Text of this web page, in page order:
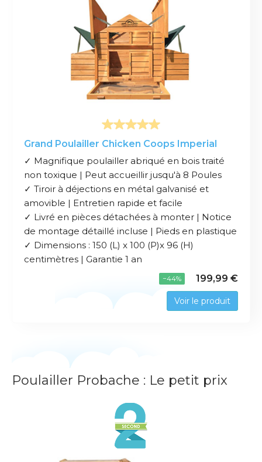
Grand Poulailler Chicken Coops Imperial
✓ Magnifique poulailler abriqué en bois traité
non toxique | Peut accueillir jusqu'à 8 Poules
✓ Tiroir à déjections en métal galvanisé et
amovible | Entretien rapide et facile
✓ Livré en pièces détachées à monter | Notice
de montage détaillé incluse | Pieds en plastique
✓ Dimensions : 150 (L) x 100 (P)x 96 (H)
centimètres | Garantie 1 an
−44% 199,99 €
Voir le produit
Poulailler Probache : Le petit prix